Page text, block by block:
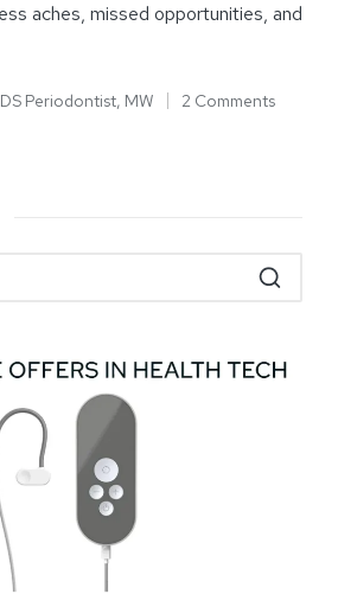
aches, missed opportunities, and
Periodontist, MW
2 Comments